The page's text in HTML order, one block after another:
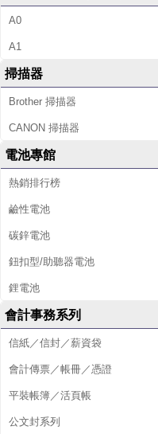
A0
A1
掃描器
Brother 掃描器
CANON 掃描器
電池專館
熱銷排行榜
鹼性電池
碳鋅電池
鈕扣型/助聽器電池
鋰電池
會計事務系列
信紙／信封／薪資袋
會計傳票／帳冊／憑證
平裝帳簿／活頁帳
公文封系列